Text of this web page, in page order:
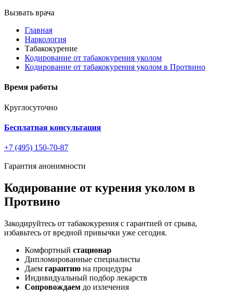
Вызвать врача
Главная
Наркология
Табакокурение
Кодирование от табакокурения уколом
Кодирование от табакокурения уколом в Протвино
Время работы
Круглосуточно
Бесплатная консультация
+7 (495) 150-70-87
Гарантия анонимности
Кодирование от курения уколом в
Протвино
Закодируйтесь от табакокурения с гарантией от срыва,
избавьтесь от вредной привычки уже сегодня.
Комфортный стационар
Дипломированные специалисты
Даем гарантию на процедуры
Индивидуальный подбор лекарств
Сопровождаем до излечения